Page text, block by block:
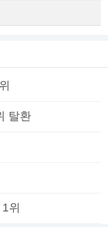
탈환
위